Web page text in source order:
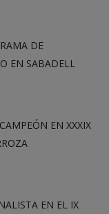
DE
EN SABADELL
EN XXXIX
EN EL IX